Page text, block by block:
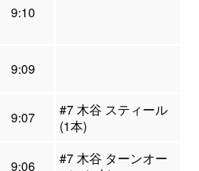
9:10
9:09
9:07
#7 木谷 スティール
(1本)
9:06
#7 木谷 ターンオー